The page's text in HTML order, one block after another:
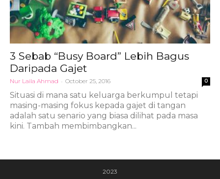
3 Sebab “Busy Board” Lebih Bagus
Daripada Gajet
Nur Laila Ahmad - October 25, 2016 0
Situasi di mana satu keluarga berkumpul tetapi
masing-masing fokus kepada gajet di tangan
adalah satu senario yang biasa dilihat pada masa
kini. Tambah membimbangkan...
2023